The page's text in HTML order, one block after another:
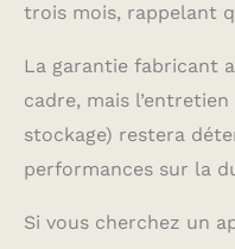
trois mois, rappelant
La garantie fabricant
cadre, mais
stockage) restera
performances sur la
Si vous cherchez un